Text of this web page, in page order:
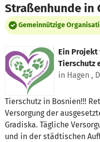
Straßenhunde in
Gemeinnützige
Ein Projekt
Tierschutz
in Hagen ,
Tierschutz in Bosnien!!!
Versorgung der
Gradiska. Tägliche
und in der städtischen